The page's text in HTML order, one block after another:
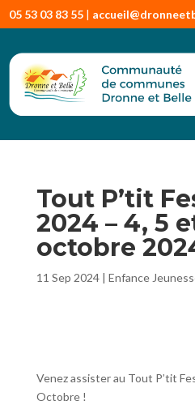
05 53 03 83 55 |
Tout P’tit
2024 – 4, 5
octobre
11 Sep 2024| Enfance
Venez assister au Tout P’tit
Octobre !